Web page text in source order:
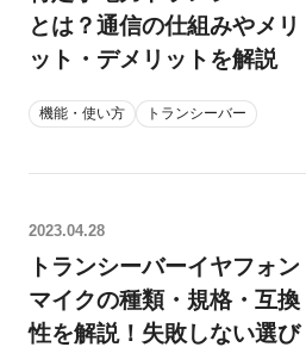
とは？通信の仕組みやメリ
ット・デメリットを解説
機能・使い方 トランシーバー
2023.04.28
トランシーバーイヤフォン
マイクの種類・規格・互換
性を解説！失敗しない選び